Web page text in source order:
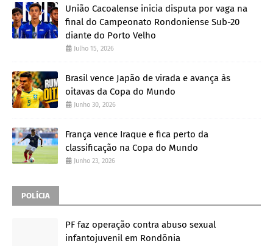
União Cacoalense inicia disputa por vaga na
final do Campeonato Rondoniense Sub-20
diante do Porto Velho
Julho 15, 2026
Brasil vence Japão de virada e avança às
oitavas da Copa do Mundo
Junho 30, 2026
França vence Iraque e fica perto da
classificação na Copa do Mundo
Junho 23, 2026
POLÍCIA
PF faz operação contra abuso sexual
infantojuvenil em Rondônia